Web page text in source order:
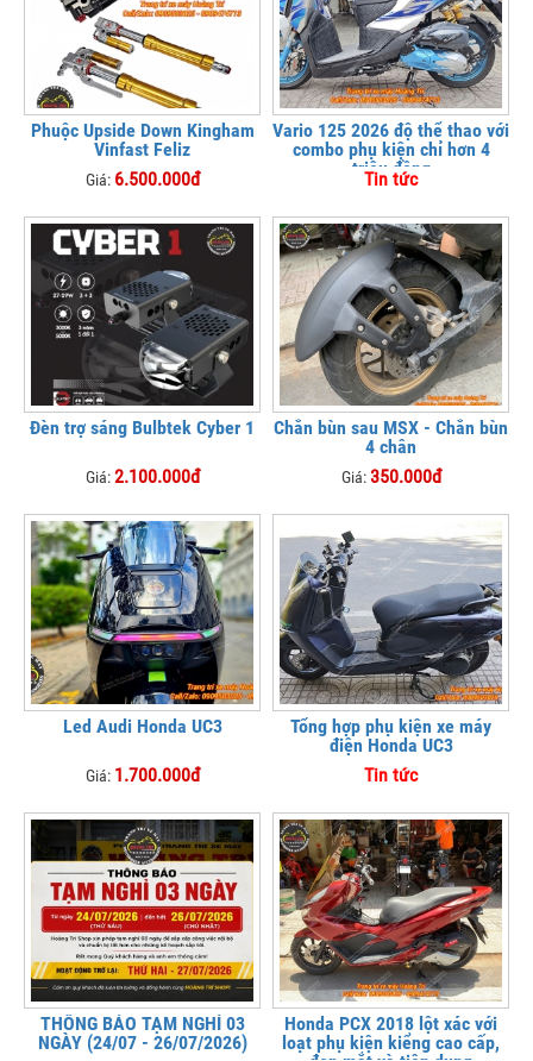
Phuộc Upside Down Kingham
Vinfast Feliz
Giá: 6.500.000đ
Vario 125 2026 độ thể thao với
combo phụ kiện chỉ hơn 4
triệu đồng
Tin tức
Đèn trợ sáng Bulbtek Cyber 1
Giá:2.100.000đ
Chắn bùn sau MSX - Chắn bùn
4 chân
Giá:350.000đ
Led Audi Honda UC3
Giá: 1.700.000đ
Tổng hợp phụ kiện xe máy
điện Honda UC3
Tin tức
THÔNG BÁO TẠM NGHỈ 03
NGÀY (24/07 - 26/07/2026)
Honda PCX 2018 lột xác với
loạt phụ kiện kiểng cao cấp,